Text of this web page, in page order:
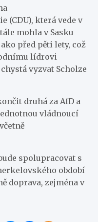
(CDU), která vede v
mohla v Sasku
před pěti lety, což
lídrovi
vyzvat Scholze
druhá za AfD a
vládnoucí
spolupracovat s
období
doprava, zejména v